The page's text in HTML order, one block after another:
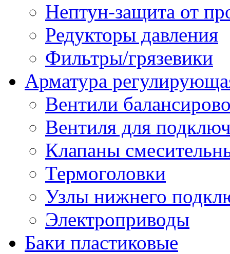
Нептун-защита от
Редукторы давления
Фильтры/грязевики
Арматура
Вентили
Вентиля для
Клапаны
Термоголовки
Узлы нижнего
Электроприводы
Баки пластиковые